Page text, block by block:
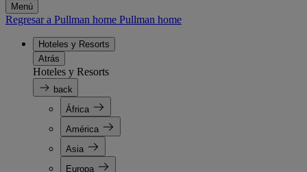
Menú
Regresar a Pullman home Pullman home
Hoteles y Resorts
Atrás
Hoteles y Resorts
back
África
América
Asia
Europa